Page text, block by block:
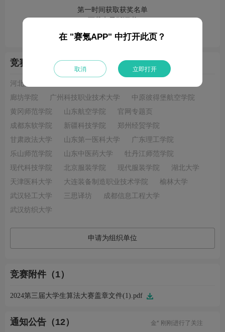
第一时间获取获奖名单
下载电子版证书
查询证书邮寄信息
竞赛协办单位
河北大学
廊坊学院
广州科技职业技术大学
中原彼得堡航空学院
黄冈师范学院
山东航空学院
官网专题页
成都东软学院
新疆科技学院
郑州经贸学院
甘肃政法大学
山东第一医科大学
广东理工学院
乐山师范学院
山东中医药大学
牡丹江师范学院
现代科技学院
北京服装学院 现代服装学院
湖北大学
天津医科大学
大连装备制造职业技术学院
榆林大学
武汉轻工大学
三思译坊
成都信息工程大学
武汉纺织大学
申请为组织单位
竞赛附件（1）
2024第三届大学生算法大赛盖章文件(1).pdf
通知公告（12）
何*生 刚刚完成了报名
金* 刚刚进行了关注
在 "赛氪APP" 中打开此页？
取消 立即打开